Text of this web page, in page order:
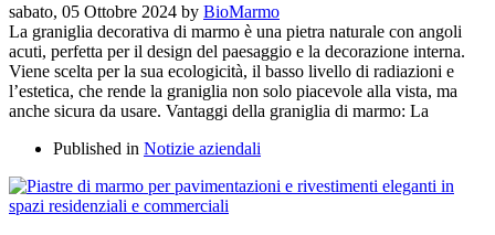
sabato, 05 Ottobre 2024 by BioMarmo
La graniglia decorativa di marmo è una pietra naturale con angoli
acuti, perfetta per il design del paesaggio e la decorazione interna.
Viene scelta per la sua ecologicità, il basso livello di radiazioni e
l’estetica, che rende la graniglia non solo piacevole alla vista, ma
anche sicura da usare. Vantaggi della graniglia di marmo: La
Published in Notizie aziendali